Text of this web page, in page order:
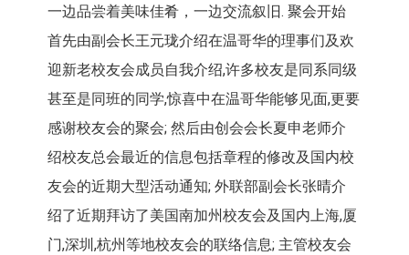
一边品尝着美味佳肴，一边交流叙旧. 聚会开始
首先由副会长王元珑介绍在温哥华的理事们及欢
迎新老校友会成员自我介绍,许多校友是同系同级
甚至是同班的同学,惊喜中在温哥华能够见面,更要
感谢校友会的聚会; 然后由创会会长夏申老师介
绍校友总会最近的信息包括章程的修改及国内校
友会的近期大型活动通知; 外联部副会长张晴介
绍了近期拜访了美国南加州校友会及国内上海,厦
门,深圳,杭州等地校友会的联络信息; 主管校友会